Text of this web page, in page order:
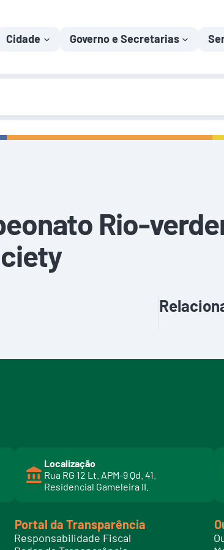
Cidade Governo e Secretarias
Rio-
Localização
Rua RG 12 Lt. APM-9 Qd. 41.
Residencial Gameleira II.
Portal da Transparência
Responsabilidade Fiscal